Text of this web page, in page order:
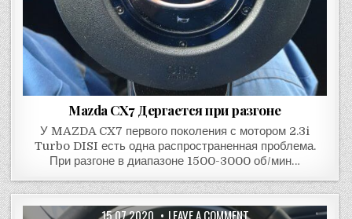
Mazda CX7 Дергается при разгоне
У MAZDA CX7 первого поколения с мотором 2.3i
Turbo DISI есть одна распространенная проблема.
При разгоне в диапазоне 1500-3000 об/мин…
15.07.2020 LEAVE A COMMENT